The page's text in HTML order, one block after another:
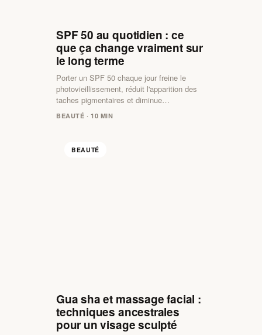
SPF 50 au quotidien : ce
que ça change vraiment sur
le long terme
Porter un SPF 50 chaque jour freine le
photovieillissement, réduit l'apparition des
taches pigmentaires et diminue…
BEAUTÉ · 10 MIN
BEAUTÉ
Gua sha et massage facial :
techniques ancestrales
pour un visage sculpté